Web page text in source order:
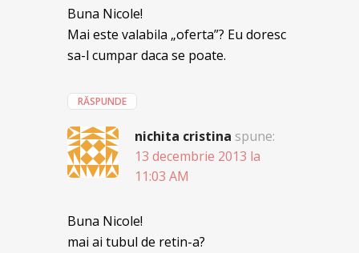
Buna Nicole!
Mai este valabila „oferta”? Eu doresc
sa-l cumpar daca se poate.
RĂSPUNDE
nichita cristina spune:
13 decembrie 2013 la
11:03 AM
Buna Nicole!
mai ai tubul de retin-a?